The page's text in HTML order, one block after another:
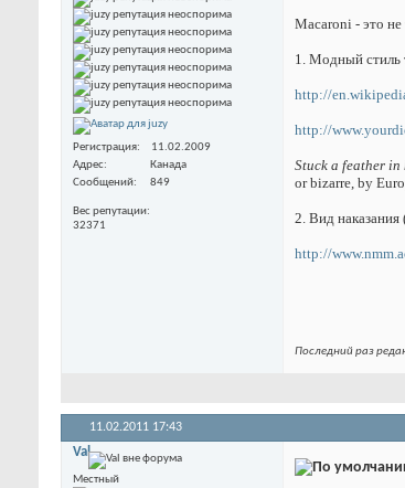
Регистрация
11.02.2009
Адрес
Канада
Сообщений
849
Вес репутации
32371
Macaroni - это не
1. Модный стиль
http://
http://
Stuck a feather
or bizarre, by
2. Вид наказания
http://
Последний раз
11.02.2011 17:43
Val
Местный